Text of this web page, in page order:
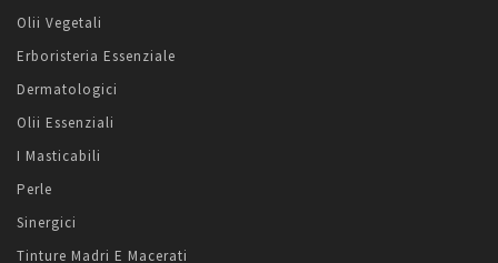
Olii Vegetali
Erboristeria Essenziale
Dermatologici
Olii Essenziali
I Masticabili
Perle
Sinergici
Tinture Madri E Macerati